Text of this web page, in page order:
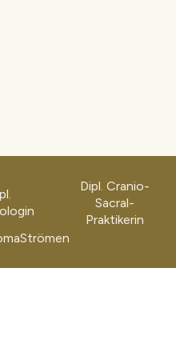
Dipl. Cranio-
Sacral-
Praktikerin